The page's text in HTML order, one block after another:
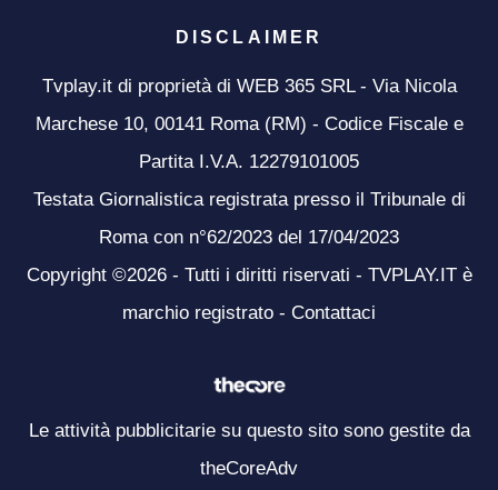
DISCLAIMER
Tvplay.it di proprietà di WEB 365 SRL - Via Nicola
Marchese 10, 00141 Roma (RM) - Codice Fiscale e
Partita I.V.A. 12279101005
Testata Giornalistica registrata presso il Tribunale di
Roma con n°62/2023 del 17/04/2023
Copyright ©2026 - Tutti i diritti riservati - TVPLAY.IT è
marchio registrato - Contattaci
Le attività pubblicitarie su questo sito sono gestite da
theCoreAdv